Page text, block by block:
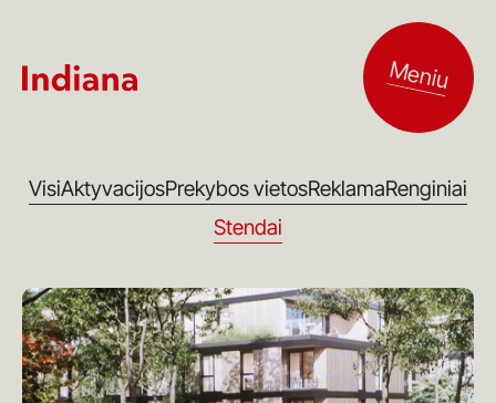
Meniu
VisiAktyvacijosPrekybos vietosReklamaRenginiai
Stendai